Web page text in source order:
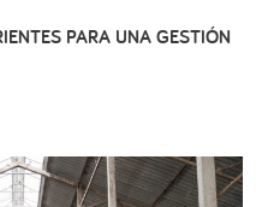
PARA UNA GESTIÓN